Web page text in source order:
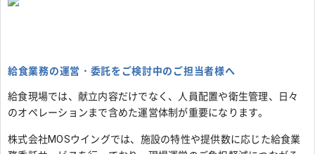
給食業務の運営・委託をご検討中のご担当者様へ
給食現場では、献立内容だけでなく、人員配置や衛生管理、日々
のオペレーションまで含めた運営体制が重要になります。
株式会社MOSウイングでは、施設の特性や提供数に応じた給食業